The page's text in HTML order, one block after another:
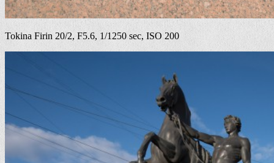
Tokina Firin 20/2, F5.6, 1/1250 sec, ISO 200